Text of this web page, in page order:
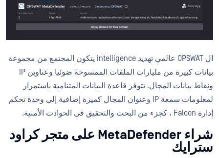
ال OPSWAT عالمي تهديد intelligence يتكون المجتمع من مجموعة
بيانات كبيرة من مليارات الملفات الممسوحة ضوئيا وعناوين IP
ونقاط بيانات المجال. تتوفر قاعدة البيانات المتنامية باستمرار
لمعلومات سمعة IP وعنوان المجال كميزة إضافية إلى وحدة تحكم
إدارة Falcon ، كجزء من البحث والتحقيق في الحوادث الأمنية.
شراء MetaDefender على متجر كراود
سترايك